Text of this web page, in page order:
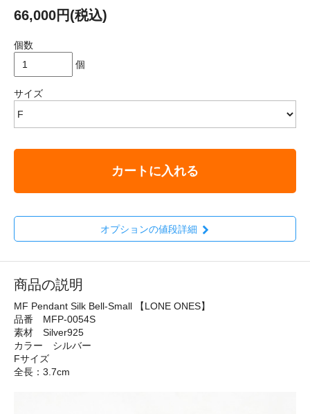
66,000円(税込)
個数
個
サイズ
カートに入れる
オプションの値段詳細
商品の説明
MF Pendant Silk Bell-Small 【LONE ONES】
品番 MFP-0054S
素材 Silver925
カラー シルバー
Fサイズ
全長：3.7cm